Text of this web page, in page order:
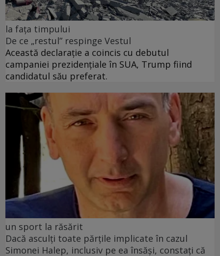
la fața timpului
De ce „restul” respinge Vestul
Această declarație a coincis cu debutul
campaniei prezidențiale în SUA, Trump fiind
candidatul său preferat.
un sport la răsărit
Dacă asculți toate părțile implicate în cazul
Simonei Halep, inclusiv pe ea însăși, constați că